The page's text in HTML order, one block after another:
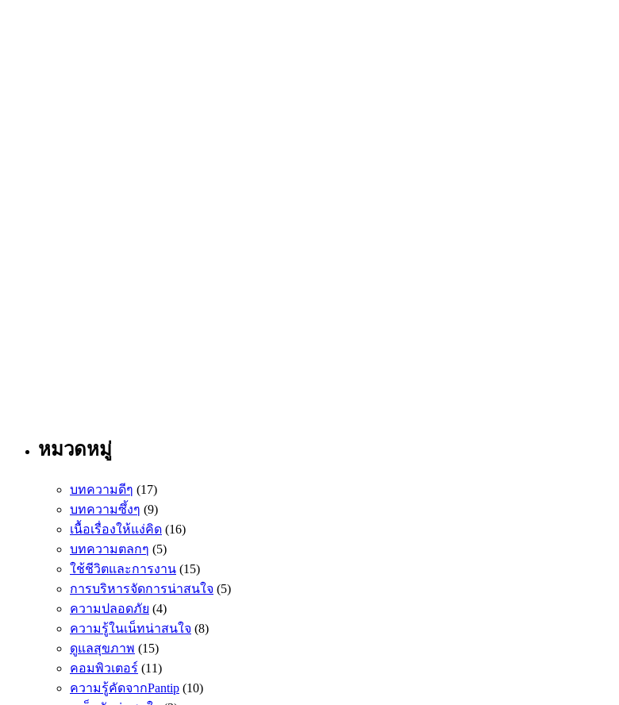
หมวดหมู่
บทความดีๆ (17)
บทความซึ้งๆ (9)
เนื้อเรื่องให้แง่คิด (16)
บทความตลกๆ (5)
ใช้ชีวิตและการงาน (15)
การบริหารจัดการน่าสนใจ (5)
ความปลอดภัย (4)
ความรู้ในเน็ทน่าสนใจ (8)
ดูแลสุขภาพ (15)
คอมพิวเตอร์ (11)
ความรู้คัดจากPantip (10)